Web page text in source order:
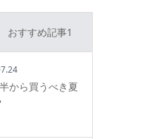
おすすめ記事1
から買うべき夏